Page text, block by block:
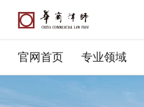
官网首页 专业领域